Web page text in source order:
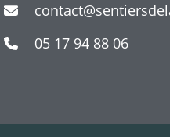
05 17 94 88 06